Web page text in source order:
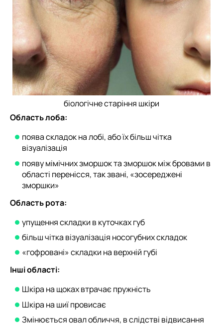
біологічне старіння шкіри
Область лоба:
поява складок на лобі, або їх більш чітка
візуалізація
появу мімічних зморшок та зморшок між бровами в
області перенісся, так звані, «зосереджені
зморшки»
Область рота:
упущення складки в куточках губ
більш чітка візуалізація носогубних складок
«гофровані» складки на верхній губі
Інші області:
Шкіра на щоках втрачає пружність
Шкіра на шиї провисає
Змінюється овал обличчя, в слідстві відвисання